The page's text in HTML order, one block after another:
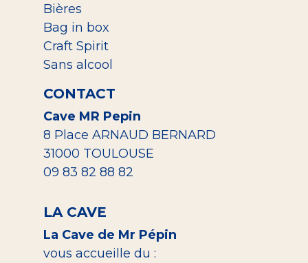
Bières
Bag in box
Craft Spirit
Sans alcool
CONTACT
Cave MR Pepin
8 Place ARNAUD BERNARD
31000 TOULOUSE
09 83 82 88 82
LA CAVE
La Cave de Mr Pépin
vous accueille du :